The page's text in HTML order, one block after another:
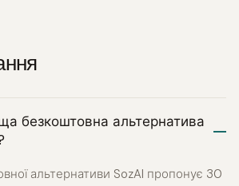
безкоштовна альтернатива
альтернативи SozAI пропонує 30